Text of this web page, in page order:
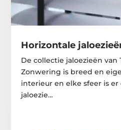
Horizontale
De collectie jaloezieën van
Zonwering is breed en
interieur en elke sfeer is er
jaloezie…